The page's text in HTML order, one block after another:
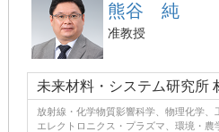
熊谷 純
准教授
未来材料・システム研究所
放射線・化学物質影響科学、物理化学
エレクトロニクス・プラズマ、環境・